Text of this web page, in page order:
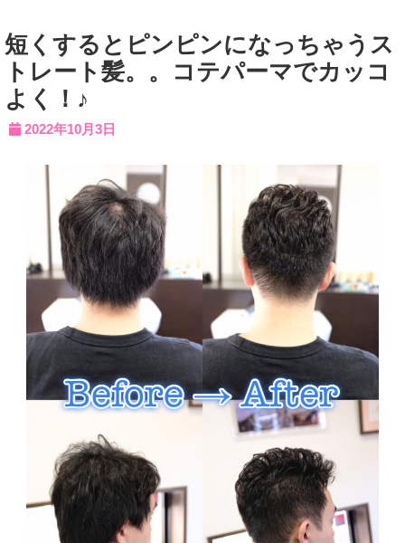
短くするとピンピンになっちゃうス
トレート髪。。コテパーマでカッコ
よく！♪
2022年10月3日